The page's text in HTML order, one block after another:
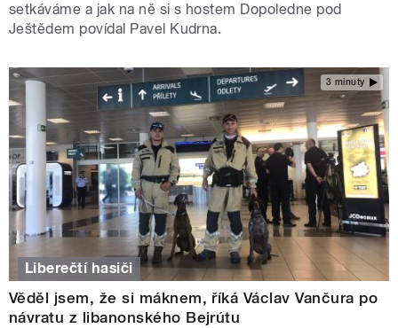
setkáváme a jak na ně si s hostem Dopoledne pod
Ještědem povídal Pavel Kudrna.
3 minuty
Liberečtí hasiči
Věděl jsem, že si máknem, říká Václav Vančura po
návratu z libanonského Bejrútu